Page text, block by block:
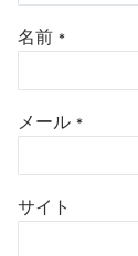
名前 *
メール *
サイト